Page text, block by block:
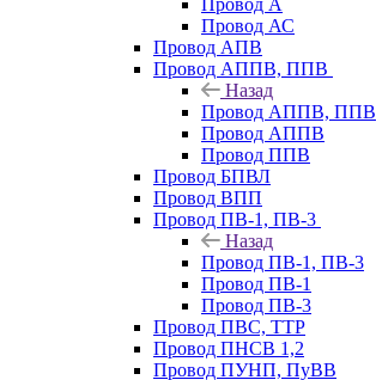
Провод А
Провод АС
Провод АПВ
Провод АППВ, ППВ
Назад
Провод АППВ, ППВ
Провод АППВ
Провод ППВ
Провод БПВЛ
Провод ВПП
Провод ПВ-1, ПВ-3
Назад
Провод ПВ-1, ПВ-3
Провод ПВ-1
Провод ПВ-3
Провод ПВС, ТТР
Провод ПНСВ 1,2
Провод ПУНП, ПуВВ